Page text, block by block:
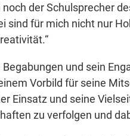
der Schulsprecher
sind für mich nicht nur
und sein
Vorbild für seine
Einsatz und seine
zu verfolgen und